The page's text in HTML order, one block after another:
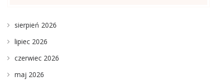
sierpień 2026
lipiec 2026
czerwiec 2026
maj 2026